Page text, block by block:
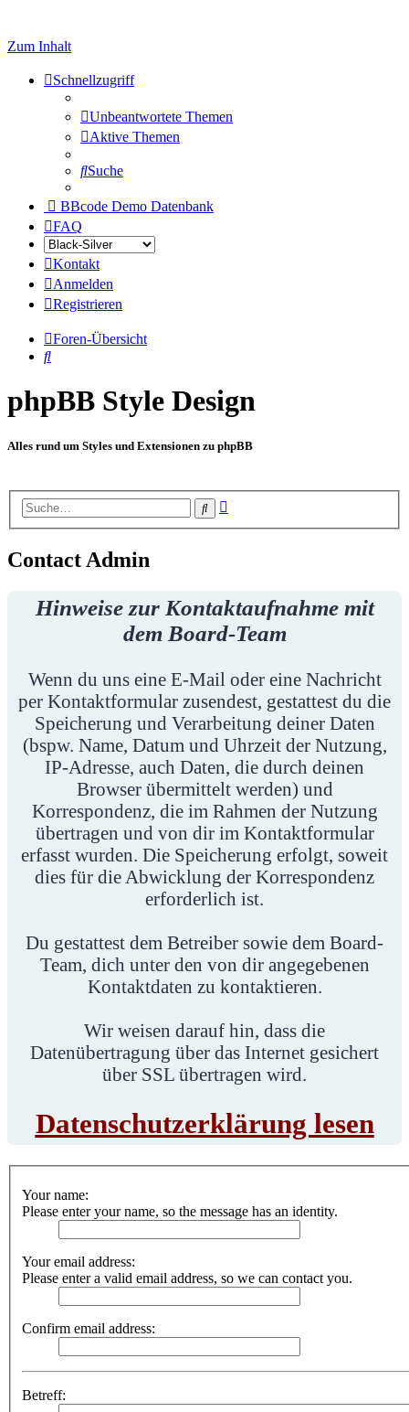
Zum Inhalt
Schnellzugriff
Unbeantwortete Themen
Aktive Themen
Suche
BBcode Demo Datenbank
FAQ
Kontakt
Anmelden
Registrieren
Foren-Übersicht
Suche
phpBB Style Design
Alles rund um Styles und Extensionen zu phpBB
Suche
Contact Admin
Hinweise zur Kontaktaufnahme mit
dem Board-Team
Wenn du uns eine E-Mail oder eine Nachricht
per Kontaktformular zusendest, gestattest du die
Speicherung und Verarbeitung deiner Daten
(bspw. Name, Datum und Uhrzeit der Nutzung,
IP-Adresse, auch Daten, die durch deinen
Browser übermittelt werden) und
Korrespondenz, die im Rahmen der Nutzung
übertragen und von dir im Kontaktformular
erfasst wurden. Die Speicherung erfolgt, soweit
dies für die Abwicklung der Korrespondenz
erforderlich ist.
Du gestattest dem Betreiber sowie dem Board-
Team, dich unter den von dir angegebenen
Kontaktdaten zu kontaktieren.
Wir weisen darauf hin, dass die
Datenübertragung über das Internet gesichert
über SSL übertragen wird.
Datenschutzerklärung lesen
Your name:
Please enter your name, so the message has an identity.
Your email address:
Please enter a valid email address, so we can contact you.
Confirm email address:
Betreff: